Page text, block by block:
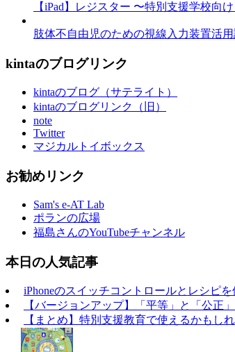
【iPad】レジスター 〜特別支援学校向
肢体不自由児のための視線入力装置活用
kintaのブログリンク
kintaのブログ（サテライト）
kintaのブログリンク（旧）
note
Twitter
マジカルトイボックス
お勧めリンク
Sam's e-AT Lab
ポランの広場
福島さんのYouTubeチャンネル
本日の人気記事
iPhoneのスイッチコントロールとレシピ
【バージョンアップ】「平等」と「公正
【まとめ】特別支援教育で使えるかもし